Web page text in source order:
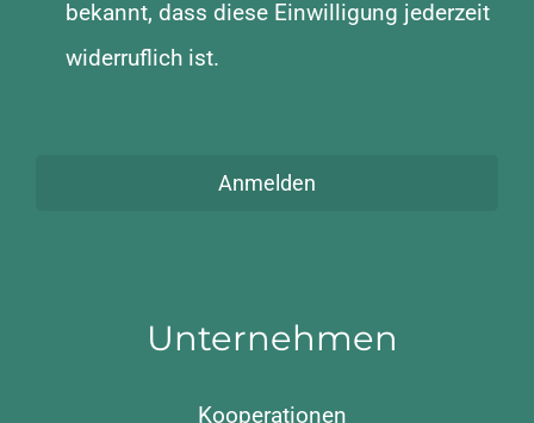
bekannt, dass diese Einwilligung jederzeit
widerruflich ist.
Anmelden
Unternehmen
Kooperationen